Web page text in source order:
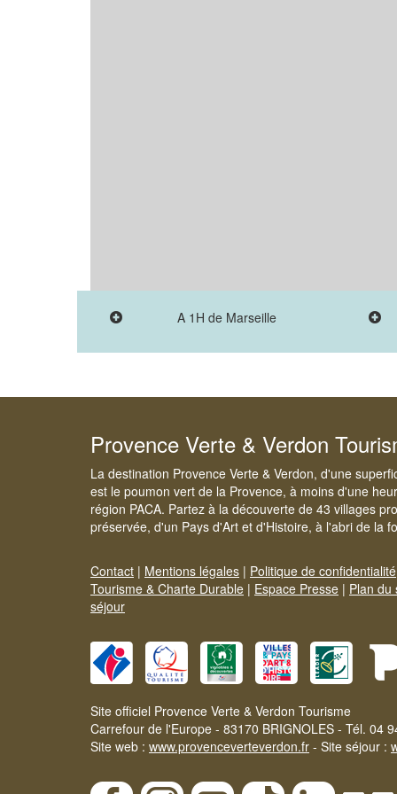
A 1H de Marseille
Provence Verte & Verdon
La destination Provence Verte & Verdon, d'une
est le poumon vert de la Provence, à moins d'une
région PACA. Partez à la découverte de 43 villages
préservée, d'un Pays d'Art et d'Histoire, à l'abri de la
Contact | Mentions légales | Politique de confidentialité
Tourisme & Charte Durable | Espace Presse | Plan du
séjour
Site officiel Provence Verte & Verdon Tourisme
Carrefour de l'Europe - 83170 BRIGNOLES - Tél. 04
Site web : www.provenceverteverdon.fr - Site séjour :